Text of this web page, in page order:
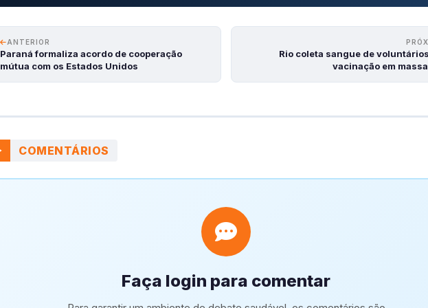
ANTERIOR
Paraná formaliza acordo de cooperação
mútua com os Estados Unidos
Rio coleta sangue de
vacinação em
COMENTÁRIOS
Faça login para comentar